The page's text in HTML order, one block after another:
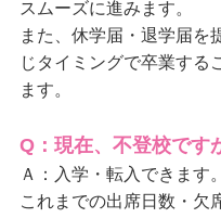
スムーズに進みます。
また、 休学届・退学届を
じタイミングで卒業する
ます。
Q：現在、不登校です
Ａ：入学・転入できます。
これまでの出席日数・欠